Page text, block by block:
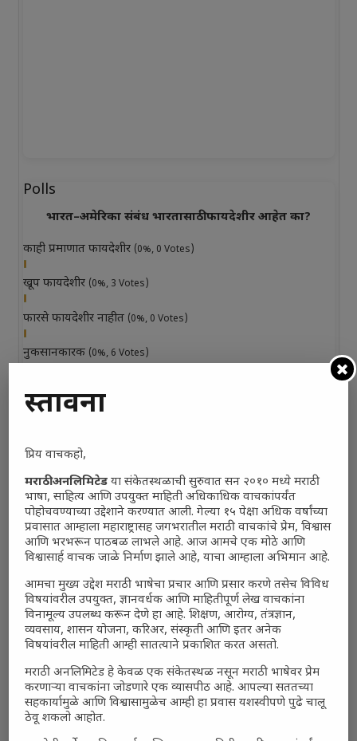
Polls
भारत–अमेरिका संबंध भारतासाठी फायदेशीर आहेत का?
काही प्रमाणात फायदेशीर (0%, 0 Votes)
खूप फायदेशीर (0%, 3 Votes)
फारसे फायदेशीर नाहीत (0%, 0 Votes)
नुकसानकारक (0%, 6 Votes)
Polls Archive
प्रस्तावना
प्रिय वाचकहो,
मराठी अनलिमिटेड या संकेतस्थळाची सुरुवात सन २०१० मध्ये मराठी
भाषा, साहित्य आणि उपयुक्त माहिती अधिकाधिक वाचकांपर्यंत
पोहोचवण्याच्या उद्देशाने करण्यात आली. गेल्या १५ पेक्षा अधिक वर्षांच्या
प्रवासात आम्हाला महाराष्ट्रासह जगभरातील मराठी वाचकांचे प्रेम, विश्वास
आणि भरभरून पाठबळ लाभले आहे. आज आमचे एक मोठे आणि
विश्वासार्ह वाचक जाळे निर्माण झाले आहे, याचा आम्हाला अभिमान आहे.
आमचा मुख्य उद्देश मराठी भाषेचा प्रचार आणि प्रसार करणे तसेच विविध
विषयांवरील उपयुक्त, ज्ञानवर्धक आणि माहितीपूर्ण लेख वाचकांना
विनामूल्य उपलब्ध करून देणे हा आहे. शिक्षण, आरोग्य, तंत्रज्ञान,
व्यवसाय, शासन योजना, करिअर, संस्कृती आणि इतर अनेक
विषयांवरील माहिती आम्ही सातत्याने प्रकाशित करत असतो.
मराठी अनलिमिटेड हे केवळ एक संकेतस्थळ नसून मराठी भाषेवर प्रेम
करणाऱ्या वाचकांना जोडणारे एक व्यासपीठ आहे. आपल्या सततच्या
सहकार्यामुळे आणि विश्वासामुळेच आम्ही हा प्रवास यशस्वीपणे पुढे चालू
ठेवू शकलो आहोत.